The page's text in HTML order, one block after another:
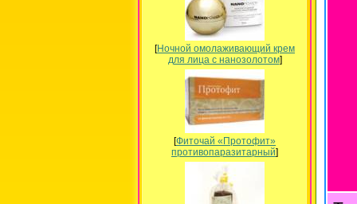
[Ночной омолаживающий крем
для лица с нанозолотом]
[Фиточай «Протофит»
противопаразитарный]